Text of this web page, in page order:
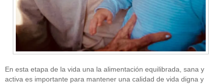
En esta etapa de la vida una la alimentación equilibrada, sana y
activa es importante para mantener una calidad de vida digna y